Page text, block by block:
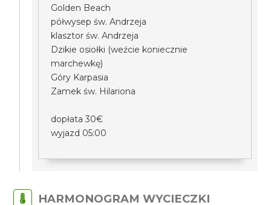
Golden Beach
półwysep św. Andrzeja
klasztor św. Andrzeja
Dzikie osiołki (weźcie koniecznie
marchewkę)
Góry Karpasia
Zamek św. Hilariona
dopłata 30€
wyjazd 05:00
HARMONOGRAM WYCIECZKI